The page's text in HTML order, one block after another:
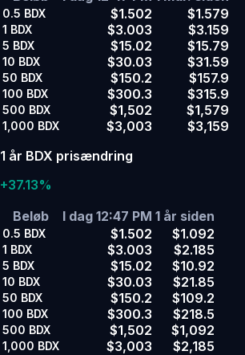
0.5 BDX $1.502 $1.579
1 BDX $3.003 $3.159
5 BDX $15.02 $15.79
10 BDX $30.03 $31.59
50 BDX $150.2 $157.9
100 BDX $300.3 $315.9
500 BDX $1,502 $1,579
1,000 BDX $3,003
$3,159
1 år BDX prisændring
+37.13%
Beløb
I dag 12:47 PM 1 år siden
0.5 BDX $1.502 $1.092
1 BDX $3.003 $2.185
5 BDX $15.02 $10.92
10 BDX $30.03 $21.85
50 BDX $150.2 $109.2
100 BDX $300.3 $218.5
500 BDX $1,502 $1,092
1,000 BDX $3,003
$2,185